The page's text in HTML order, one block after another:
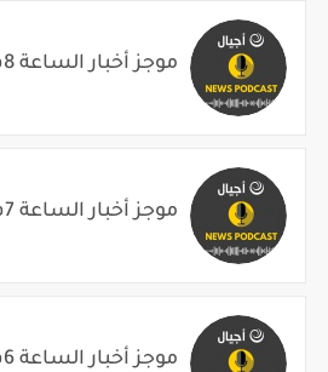
موجز أخبار الساعة 8م 2026/08/05
موجز أخبار الساعة 7م 2026/08/05
موجز أخبار الساعة 6م 2026/08/05